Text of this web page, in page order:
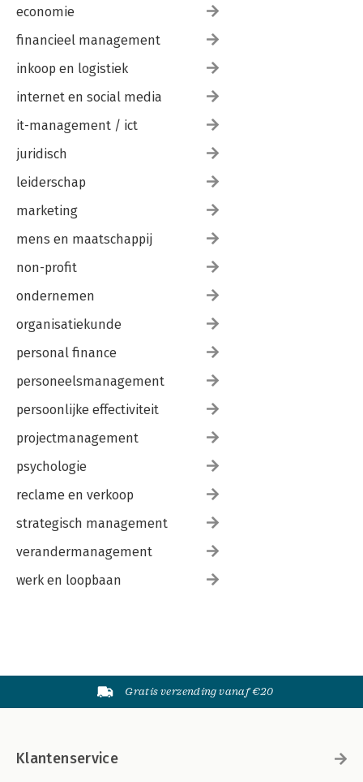
economie
financieel management
inkoop en logistiek
internet en social media
it-management / ict
juridisch
leiderschap
marketing
mens en maatschappij
non-profit
ondernemen
organisatiekunde
personal finance
personeelsmanagement
persoonlijke effectiviteit
projectmanagement
psychologie
reclame en verkoop
strategisch management
verandermanagement
werk en loopbaan
Gratis verzending vanaf €20
Klantenservice